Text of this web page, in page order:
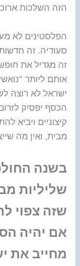
הזה השלכות
הפלסטינים לא
סעודיה. זה
זה מגדיל את
אותם ליותר
ישראל לא רוצה
הכסף יפסיק
קיצוניים ויביא
מבית, ואין מה
בשנה
שליליות
שזה צפוי
אם יהיה
מחייב את